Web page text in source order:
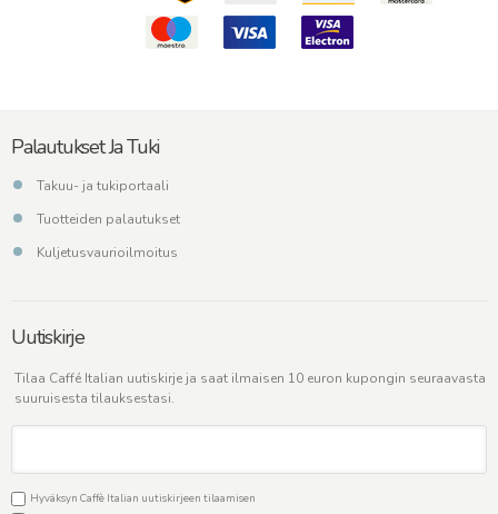
Palautukset Ja Tuki
Takuu- ja tukiportaali
Tuotteiden palautukset
Kuljetusvaurioilmoitus
Uutiskirje
Tilaa Caffé Italian uutiskirje ja saat ilmaisen 10 euron kupongin seuraavasta
suuruisesta tilauksestasi.
Hyväksyn Caffè Italian uutiskirjeen tilaamisen